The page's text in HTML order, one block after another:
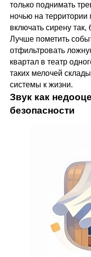
только поднимать
ночью на территории
включать сирену так,
Лучше пометить
отфильтровать
квартал в театр
таких мелочей
системы к жизни.
Звук как
безопасности